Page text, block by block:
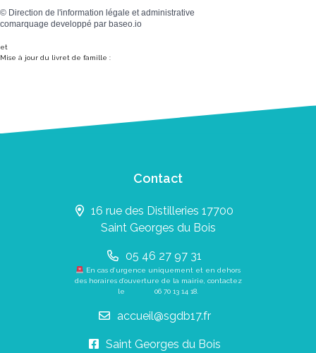
© Direction de l'information légale et administrative
comarquage developpé par baseo.io
et
Mise à jour du livret de famille :
Contact
16 rue des Distilleries 17700
Saint Georges du Bois
05 46 27 97 31
En cas d’urgence uniquement et en dehors
des horaires d’ouverture de la mairie, contactez
le 06 70 13 14 18
accueil@sgdb17.fr
Saint Georges du Bois